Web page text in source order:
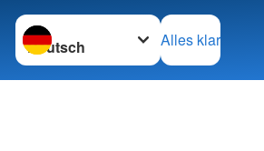
Sprache wechseln zu
Alles klar